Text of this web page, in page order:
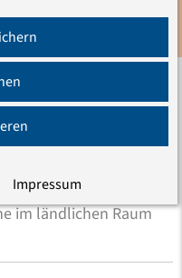
Stiftung
gibt einen Einblick,
der
für
im ländlichen Raum
Anmeldung
Impressum